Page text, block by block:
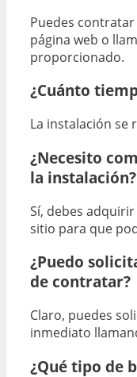
Puedes
página web o
proporcionado.
¿Cuánto
La instalación se
¿Necesito
la instalación?
Sí, debes
sitio para que
¿Puedo
de contratar?
Claro, puedes
inmediato
¿Qué tipo de